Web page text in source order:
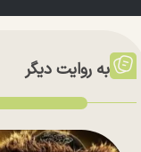
به روایت دیگر